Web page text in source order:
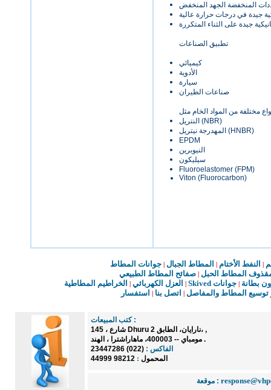
المنخفضة الجهد المنخفض
جيدة في درجات حرارة عالية
جيدة على الثناء المتكررة
تطبيق الصناعات
كيميائي
الأدوية
سيارة
صناعات الطيران
مختلفة من المواد الخام مثل
النتريل (NBR)
المهدرجة نيتريل
(HNBR)
EPDM
النيوبرين
سيليكون
Fluoroelastomer (FPM)
Viton (Fluorocarbon)
| النفط الأختام | المطاط الجبال | جوانات المطاط
المطاط الحبل | صفائح المطاط الطبيعي
العزل الكهربائي | الخراطيم المطاطية | Skived بطانة | جوانات
توسيع المطاط و المفاصل | اتصل بنا | استفسار
كتب المبيعات
:
145 ، شارع Dhuru نارايان، الطابق 2 ، ,
مومباي -- 400003، ماهاراشترا ، الهند
.
الفاكس : (022) 23447286
المحمول :
موقعة :